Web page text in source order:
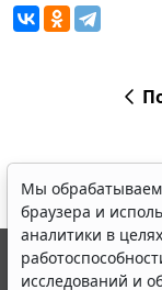
Мы
браузера и
аналитики в
исследований и
© ООО "НПП